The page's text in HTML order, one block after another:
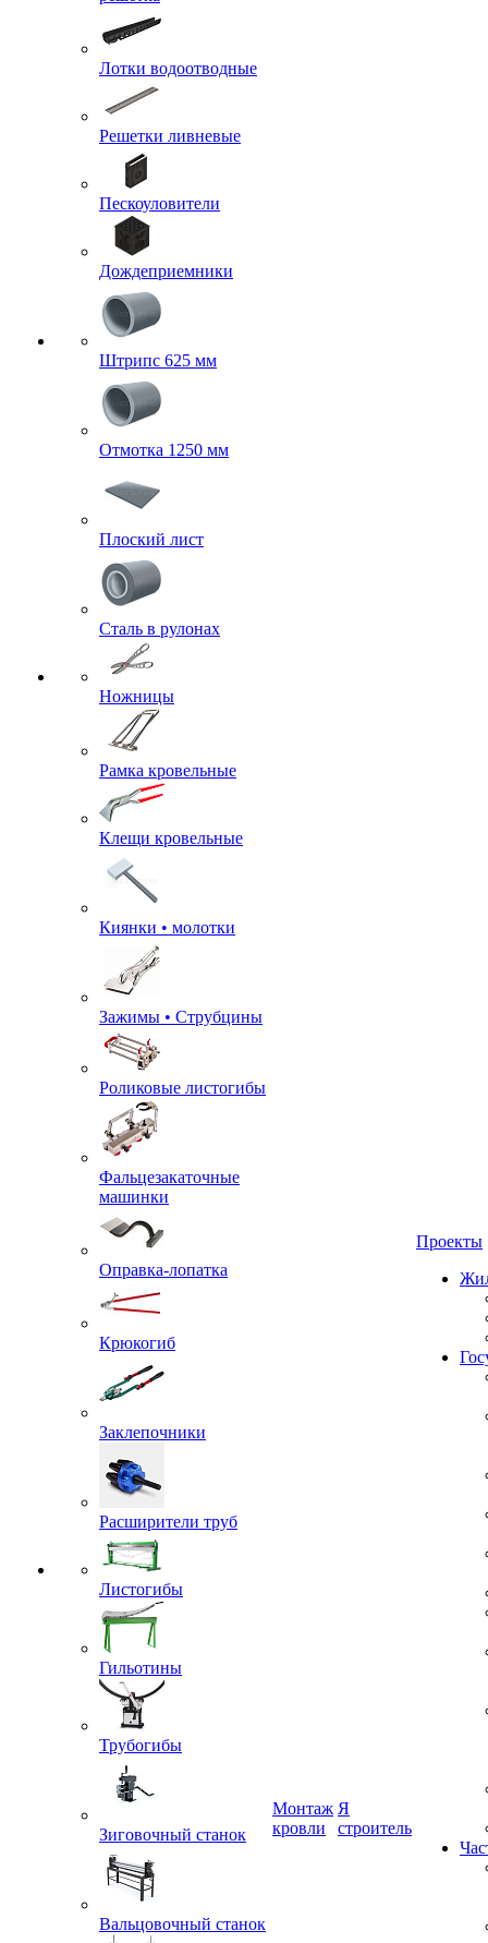
Лотки водоотводные
Решетки ливневые
Пескоуловители
Дождеприемники
Штрипс 625 мм
Отмотка 1250 мм
Плоский лист
Сталь в рулонах
Ножницы
Рамка кровельные
Клещи кровельные
Киянки • молотки
Зажимы • Струбцины
Роликовые листогибы
Фальцезакаточные
машинки
Оправка-лопатка
Крюкогиб
Заклепочники
Расширители труб
Листогибы
Гильотины
Трубогибы
Зиговочный станок
Вальцовочный станок
Монтаж
кровли
Я
строитель
Проекты